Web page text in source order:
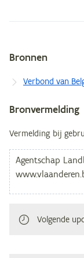
Metagegevens
Bronnen
Verbond van
Bronvermelding
Vermelding bij
Volgende